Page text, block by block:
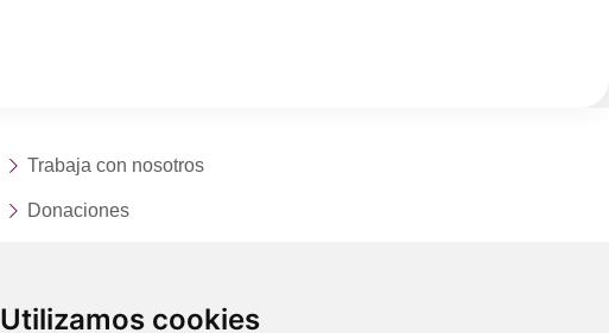
Utilizamos cookies
Trabaja con nosotros
Donaciones